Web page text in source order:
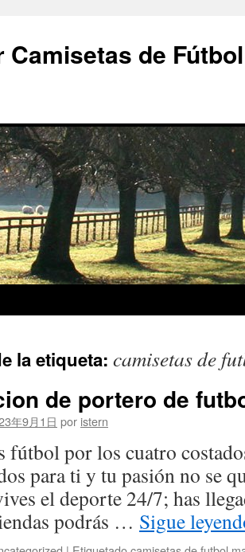
Camisetas de
la etiqueta: camisetas de
de portero de
年9月1日 por istern
fútbol por los cuatro
para ti y tu pasión no se
el deporte 24/7; has
podrás … Sigue